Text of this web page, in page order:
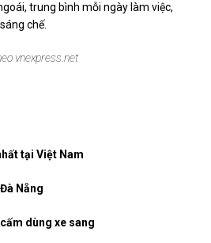
trung bình mỗi ngày làm việc,
chế.
vnexpress.net
tại Việt Nam
Nẵng
dùng xe sang